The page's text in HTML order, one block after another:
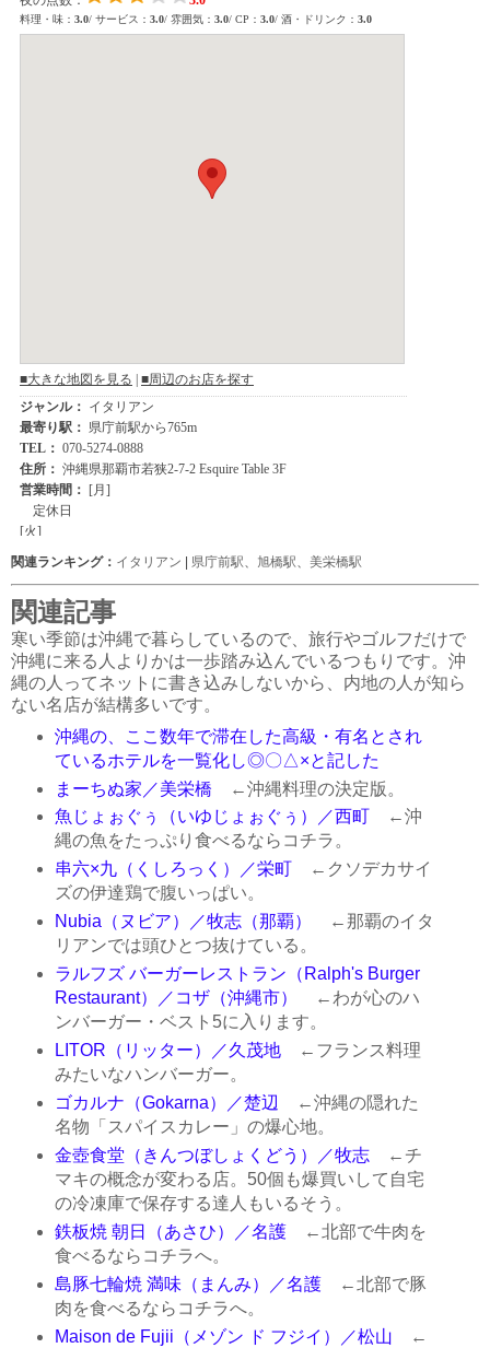
関連ランキング： イタリアン | 県庁前駅 旭橋駅 美栄橋駅
関連記事
寒い季節は沖縄で暮らしているので、旅行やゴルフだけで
沖縄に来る人よりかは一歩踏み込んでいるつもりです。沖
縄の人ってネットに書き込みしないから、内地の人が知ら
ない名店が結構多いです。
沖縄の、ここ数年で滞在した高級・有名とされ
ているホテルを一覧化し◎〇△×と記した
まーちぬ家／美栄橋 ←沖縄料理の決定版。
魚じょぉぐぅ（いゆじょぉぐぅ）／西町
←沖
縄の魚をたっぷり食べるならコチラ。
串六×九（くしろっく）／栄町←クソデカサイ
ズの伊達鶏で腹いっぱい。
Nubia（ヌビア）／牧志（那覇）
←那覇のイタ
リアンでは頭ひとつ抜けている。
ラルフズ バーガーレストラン（Ralph's Burger
Restaurant）／コザ（沖縄市）
←わが心のハ
ンバーガー・ベスト5に入ります。
LITOR（リッター）／久茂地←フランス料理
みたいなハンバーガー。
ゴカルナ（Gokarna）／楚辺
←沖縄の隠れた
名物「スパイスカレー」の爆心地。
金壺食堂（きんつぼしょくどう）／牧志←チ
マキの概念が変わる店。50個も爆買いして自宅
の冷凍庫で保存する達人もいるそう。
鉄板焼 朝日（あさひ）／名護←北部で牛肉を
食べるならコチラへ。
島豚七輪焼 満味（まんみ）／名護←北部で豚
肉を食べるならコチラへ。
Maison de Fujii（メゾン ド フジイ）／松山 ←